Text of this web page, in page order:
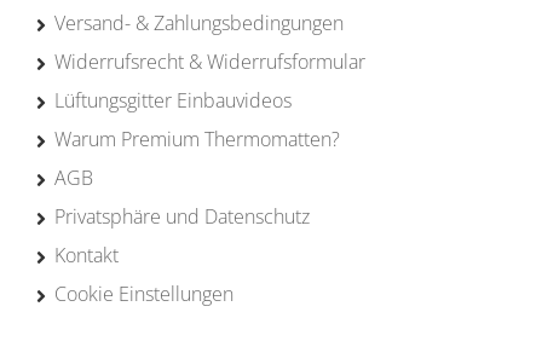
Versand- & Zahlungsbedingungen
Widerrufsrecht & Widerrufsformular
Lüftungsgitter Einbauvideos
Warum Premium Thermomatten?
AGB
Privatsphäre und Datenschutz
Kontakt
Cookie Einstellungen